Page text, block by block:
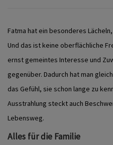
Fatma hat ein besonderes
Und das ist keine oberflächliche
ernst gemeintes Interesse und
gegenüber. Dadurch hat man
das Gefühl, sie schon lange zu
Ausstrahlung steckt auch
Lebensweg.
Alles für die Familie